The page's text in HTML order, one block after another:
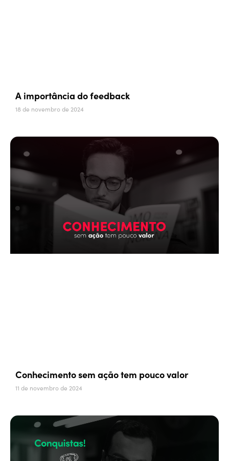
A importância do feedback
18 de novembro de 2024
Conhecimento sem ação tem pouco valor
11 de novembro de 2024